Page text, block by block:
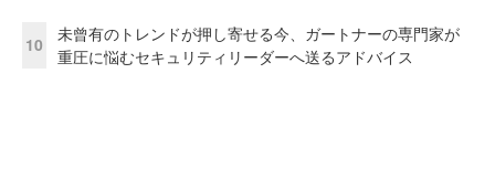
10
未曾有のトレンドが押し寄せる今、ガートナーの専門家が
重圧に悩むセキュリティリーダーへ送るアドバイス